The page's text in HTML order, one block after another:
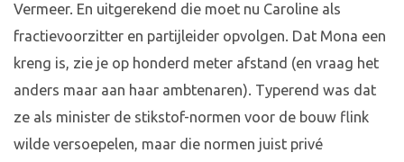
Vermeer. En uitgerekend die moet nu Caroline als
fractievoorzitter en partijleider opvolgen. Dat Mona een
kreng is, zie je op honderd meter afstand (en vraag het
anders maar aan haar ambtenaren). Typerend was dat
ze als minister de stikstof-normen voor de bouw flink
wilde versoepelen, maar die normen juist privé